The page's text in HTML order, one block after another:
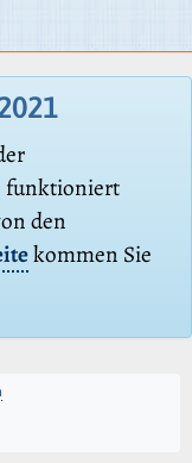
funktioniert
den
kommen Sie